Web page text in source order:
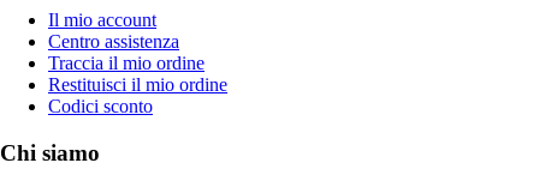
Il mio account
Centro assistenza
Traccia il mio ordine
Restituisci il mio ordine
Codici sconto
Chi siamo